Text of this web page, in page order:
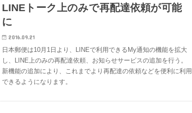
LINEトーク上のみで再配達依頼が可能
に
2016.09.21
日本郵便は10月1日より、LINEで利用できるMy通知の機能を拡大
し、LINE上のみの再配達依頼、お知らせサービスの追加を行う。
新機能の追加により、これまでより再配達の依頼などを便利に利用
できるようになります。